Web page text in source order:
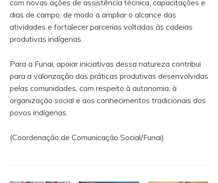
com novas ações de assistência técnica, capacitações e
dias de campo, de modo a ampliar o alcance das
atividades e fortalecer parcerias voltadas às cadeias
produtivas indígenas.
Para a Funai, apoiar iniciativas dessa natureza contribui
para a valorização das práticas produtivas desenvolvidas
pelas comunidades, com respeito à autonomia, à
organização social e aos conhecimentos tradicionais dos
povos indígenas.
(Coordenação de Comunicação Social/Funai)